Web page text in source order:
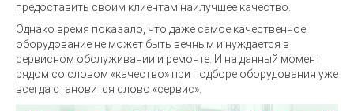
предоставить своим клиентам наилучшее качество.
Однако время показало, что даже самое качественное
оборудование не может быть вечным и нуждается в
сервисном обслуживании и ремонте. И на данный момент
рядом со словом «качество» при подборе оборудования уже
всегда становится слово «сервис».